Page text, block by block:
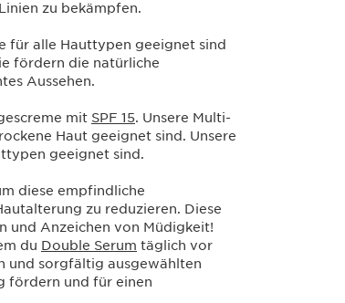
zu bekämpfen.
für alle Hauttypen geeignet sind
fördern die natürliche
Aussehen.
mit SPF 15. Unsere Multi-
Haut geeignet sind. Unsere
geeignet sind.
diese empfindliche
zu reduzieren. Diese
und Anzeichen von Müdigkeit!
du Double Serum täglich vor
und sorgfältig ausgewählten
fördern und für einen